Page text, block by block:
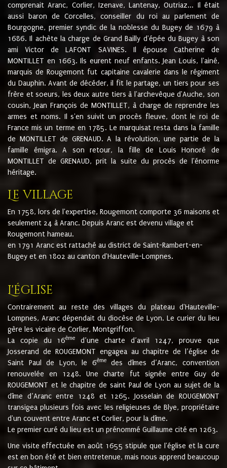
comprenait Aranc, Corlier, Izenave, Lantenay, Outriaz... Il était
aussi baron de Corcelles, conseiller du roi au parlement de
Bourgogne, premier syndic de la noblesse du Bugey de 1679 à
1686. Il achète la charge de Grand Bailly d'épée du Bugey à son
ami Victor de LAFONT SAVINES. Il épouse Catherine de
MONTILLET en 1663. Ils eurent neuf enfants. Jean Louis, l'ainé,
marquis de Rougemont fut capitaine cavalerie dans le régiment
du Dauphin. Avant de décéder, il fit le partage, un tiers pour ses
frère et soeurs, les deux autre tiers à l'archevêque d'Auche, son
cousin, Jean François de MONTILLET, à charge de reprendre les
armes et noms. Il s'en suivit un procès fleuve, dont le roi de
France mis un terme en 1785. Le marquisat resta dans la famille
de MONTILLET de GRENAUD. A la révolution, une partie de la
famille émigra. A son retour, la fille de Louis Honoré de
MONTILLET de GRENAUD, prit la suite du procès de l'énorme
héritage.
Le village
En 1758, lors de l'expertise, Rougemont comporte 36 maisons et
seulement 24 à Aranc. Depuis Aranc est devenu village et
Rougemont hameau.
en 1791 Aranc est rattaché au district de Saint-Rambert-en-
Bugey et en 1802 au canton d'Hauteville-Lompnes.
L'église
Contrairement au reste des villages du plateau d'Hauteville-
Lompnes, Aranc dépendait du diocèse de Lyon. Le curier du lieu
gère les vicaire de Corlier, Montgriffon.
La copie du 16ème
d’une charte d’avril 1247, prouve que
Josserand de ROUGEMONT engagea au chapitre de l’église de
Saint Paul de Lyon, le 6èmedes dîmes d’Aranc, convention
renouvelée en 1248. Une charte fut signée entre Guy de
ROUGEMONT et le chapitre de saint Paul de Lyon au sujet de la
dîme d’Aranc entre 1248 et 1265. Josselain de ROUGEMONT
transigea plusieurs fois avec les religieuses de Blye, propriétaire
d'un couvent entre Aranc et Corlier, pour la dîme.
Le premier curé du lieu est un prénommé Guillaume cité en 1263.
Une visite effectuée en août 1655 stipule que l'église et la cure
est en bon été et bien entretenue, mais nous apprend beaucoup